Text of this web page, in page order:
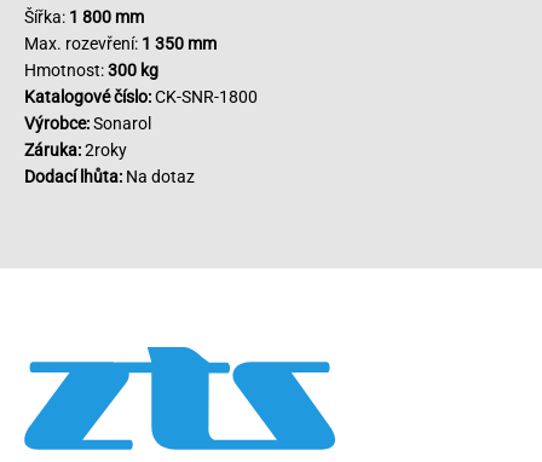
Šířka: 1 800 mm
Max. rozevření: 1 350 mm
Hmotnost:300 kg
Katalogové číslo:CK-SNR-1800
Výrobce:Sonarol
Záruka:2roky
Dodací lhůta: Na dotaz